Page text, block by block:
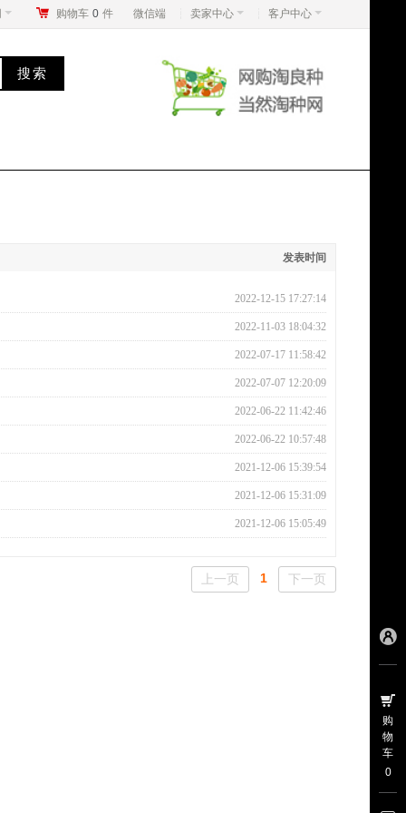
购物车 0 件 微信端 卖家中心 客户中心
购
物
车
0
发表时间
2022-12-15 17:27:14
2022-11-03 18:04:32
2022-07-17 11:58:42
2022-07-07 12:20:09
2022-06-22 11:42:46
2022-06-22 10:57:48
2021-12-06 15:39:54
2021-12-06 15:31:09
2021-12-06 15:05:49
上一页 1 下一页